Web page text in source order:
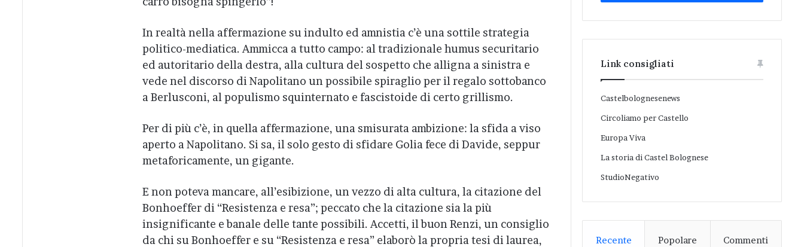
In realtà nella affermazione su indulto ed amnistia c’è una sottile strategia
politico-mediatica. Ammicca a tutto campo: al tradizionale humus securitario
ed autoritario della destra, alla cultura del sospetto che alligna a sinistra e
vede nel discorso di Napolitano un possibile spiraglio per il regalo sottobanco
a Berlusconi, al populismo squinternato e fascistoide di certo grillismo.
Per di più c’è, in quella affermazione, una smisurata ambizione: la sfida a viso
aperto a Napolitano. Si sa, il solo gesto di sfidare Golia fece di Davide, seppur
metaforicamente, un gigante.
E non poteva mancare, all’esibizione, un vezzo di alta cultura, la citazione del
Bonhoeffer di “Resistenza e resa”; peccato che la citazione sia la più
insignificante e banale delle tante possibili. Accetti, il buon Renzi, un consiglio
da chi su Bonhoeffer e su “Resistenza e resa” elaborò la propria tesi di laurea,
Link consigliati
Castelbolognesenews
Circoliamo per Castello
Europa Viva
La storia di Castel Bolognese
StudioNegativo
Recente Popolare Commenti